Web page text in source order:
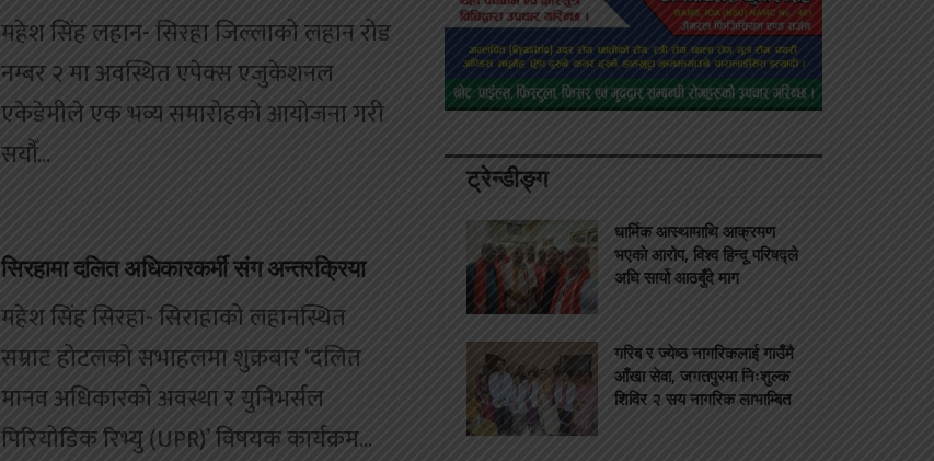
महेश सिंह लहान- सिरहा जिल्लाको लहान रोड
नम्बर २ मा अवस्थित एपेक्स एजुकेशनल
एकेडेमीले एक भव्य समारोहको आयोजना गरी
सयौँ...
सिरहामा दलित अधिकारकर्मी संग अन्तरक्रिया
महेश सिंह सिरहा- सिराहाको लहानस्थित
सम्राट होटलको सभाहलमा शुक्रबार ‘दलित
मानव अधिकारको अवस्था र युनिभर्सल
पिरियोडिक रिभ्यु (UPR)’ विषयक कार्यक्रम...
ट्रेन्डीङ्ग
धार्मिक आस्थामाथि आक्रमण
भएको आरोप, विश्व हिन्दू परिषद्ले
अघि सार्यो आठबुँदे माग
गरिब र ज्येष्ठ नागरिकलाई गाउँमै
आँखा सेवा, जगतपुरमा निःशुल्क
शिविर २ सय नागरिक लाभाम्बित